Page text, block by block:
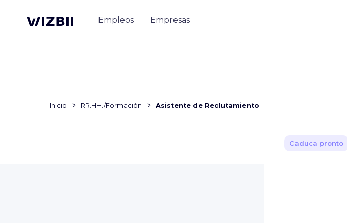
Empleos Empresas
Inicio RR.HH./Formación Asistente de Reclutamiento
Caduca pronto